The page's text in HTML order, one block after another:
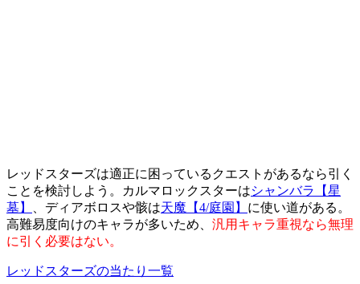
レッドスターズは適正に困っているクエストがあるなら引く
ことを検討しよう。カルマロックスターはシャンバラ【星
墓】
、ディアボロスや骸は天魔【4/庭園】 に使い道がある。
高難易度向けのキャラが多いため、 汎用キャラ重視なら無理
に引く必要はない。
レッドスターズの当たり一覧